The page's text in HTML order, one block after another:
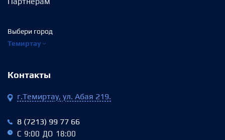
Выбери город
Темиртау
Контакты
г.Темиртау, ул. Абая 219.
8 (7213) 99 77 66
С 9:00 ДО 18:00